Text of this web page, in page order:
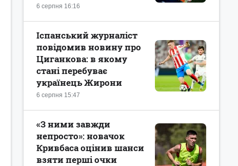
6 серпня 16:16
6 серпня 15:47
Іспанський журналіст
повідомив новину про
Циганкова: в якому
стані перебуває
українець Жирони
«З ними завжди
непросто»: новачок
Кривбаса оцінив шанси
взяти перші очки